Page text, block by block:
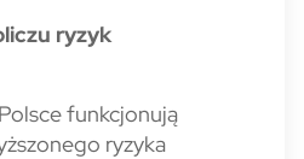
ryzyk
funkcjonują
ryzyka